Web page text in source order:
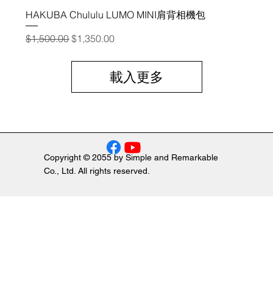
HAKUBA Chululu LUMO MINI肩背相機包
一般價格
$1,500.00促銷價格
$1,350.00
載入更多
Copyright © 2055 by Simple and Remarkable
Co., Ltd. All rights reserved.